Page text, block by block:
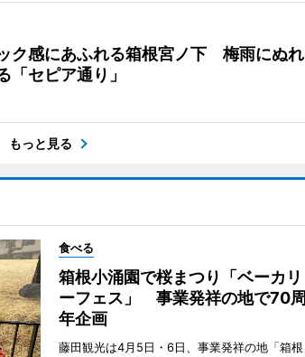
ク感にあふれる箱根宮ノ下 梅雨にぬれ
「セピア通り」
もっと見る
食べる
箱根小涌園で桜まつり「ベーカリ
ーフェス」 事業発祥の地で70周
年企画
藤田観光は4月5日・6日、事業発祥の地「箱根